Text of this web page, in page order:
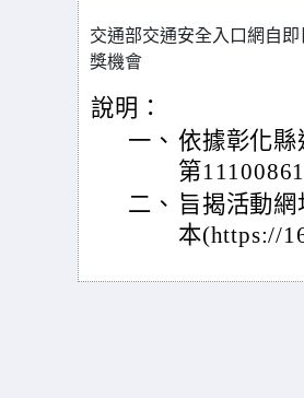
交通部交通安全入口網自
獎機會
說明：
一、 依據彰化縣
第
二、 旨揭活動
本(https://